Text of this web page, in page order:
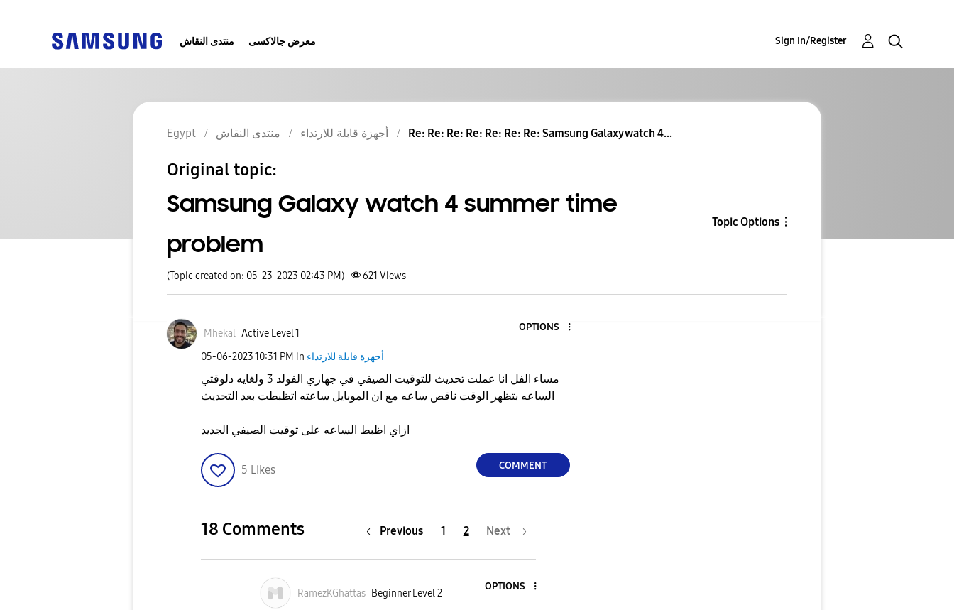
منتدى النقاش معرض جالاكسى Sign In/Register
Egypt منتدى النقاش أجهزة قابلة للارتداء Re: Re: Re: Re: Re: Re: Re: Samsung Galaxy watch 4...
Original topic:
Samsung Galaxy watch 4 summer time
problem
Topic Options
(Topic created on: 05-23-2023 02:43 PM) 621 Views
Mhekal Active Level 1
OPTIONS
‎05-06-202310:31 PM in أجهزة قابلة للارتداء
مساء الفل انا عملت تحديث للتوقيت الصيفي في جهازي الفولد 3 ولغايه دلوقتي
الساعه بتظهر الوقت ناقص ساعه مع ان الموبايل ساعته اتظبطت بعد التحديث
ازاي اظبط الساعه على توقيت الصيفي الجديد
5 Likes COMMENT
18 Comments Previous 1 2 Next
RamezKGhattas Beginner Level 2
OPTIONS